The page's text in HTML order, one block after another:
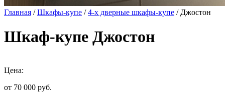
Главная /Шкафы-купе /4-х дверные шкафы-купе / Джостон
Шкаф-купе Джостон
Цена:
от 70 000 руб.